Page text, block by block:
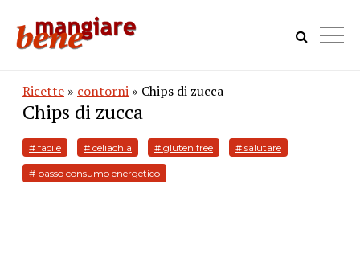
Ricette » contorni » Chips di zucca
Chips di zucca
# facile # celiachia # gluten free # salutare
# basso consumo energetico